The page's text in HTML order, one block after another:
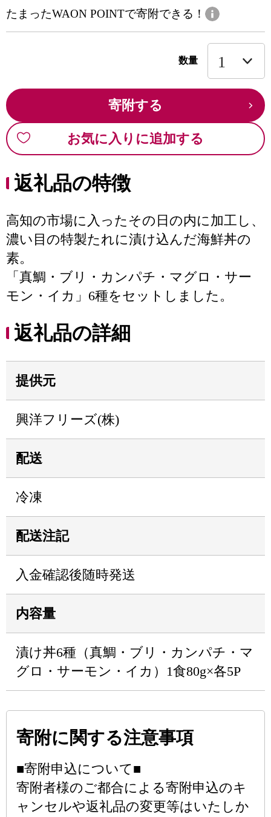
たまったWAON POINTで寄附できる！
数量
寄附する
お気に入りに追加する
返礼品の特徴
高知の市場に入ったその日の内に加工し、
濃い目の特製たれに漬け込んだ海鮮丼の
素。
「真鯛・ブリ・カンパチ・マグロ・サー
モン・イカ」6種をセットしました。
返礼品の詳細
提供元
興洋フリーズ(株)
配送
冷凍
配送注記
入金確認後随時発送
内容量
漬け丼6種（真鯛・ブリ・カンパチ・マ
グロ・サーモン・イカ）1食80g×各5P
寄附に関する注意事項
■寄附申込について■
寄附者様のご都合による寄附申込のキ
ャンセルや返礼品の変更等はいたしか